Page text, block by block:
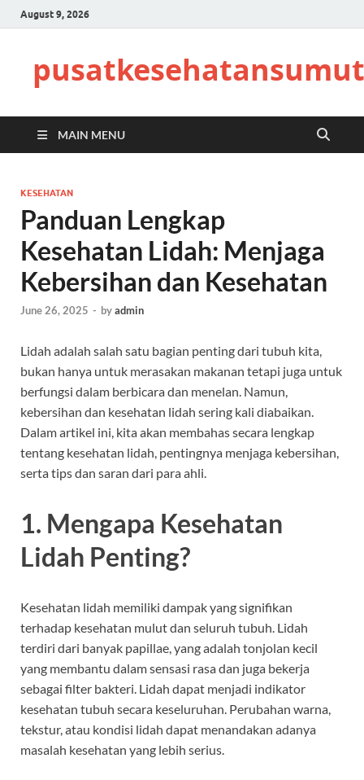
August 9, 2026
MAIN MENU
KESEHATAN
Panduan Lengkap
Kesehatan Lidah: Menjaga
Kebersihan dan Kesehatan
June 26, 2025 - byadmin
Lidah adalah salah satu bagian penting dari tubuh kita,
bukan hanya untuk merasakan makanan tetapi juga untuk
berfungsi dalam berbicara dan menelan. Namun,
kebersihan dan kesehatan lidah sering kali diabaikan.
Dalam artikel ini, kita akan membahas secara lengkap
tentang kesehatan lidah, pentingnya menjaga kebersihan,
serta tips dan saran dari para ahli.
1. Mengapa Kesehatan
Lidah Penting?
Kesehatan lidah memiliki dampak yang signifikan
terhadap kesehatan mulut dan seluruh tubuh. Lidah
terdiri dari banyak papillae, yang adalah tonjolan kecil
yang membantu dalam sensasi rasa dan juga bekerja
sebagai filter bakteri. Lidah dapat menjadi indikator
kesehatan tubuh secara keseluruhan. Perubahan warna,
tekstur, atau kondisi lidah dapat menandakan adanya
masalah kesehatan yang lebih serius.